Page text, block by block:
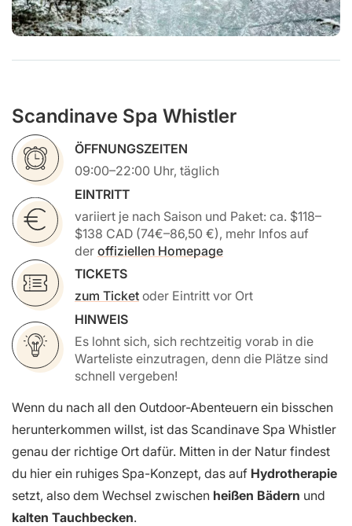
Scandinave Spa Whistler
ÖFFNUNGSZEITEN
09:00–22:00 Uhr, täglich
EINTRITT
variiert je nach Saison und Paket: ca. $118–
$138 CAD (74€–86,50 €), mehr Infos auf
der offiziellen Homepage
TICKETS
zum Ticket oder Eintritt vor Ort
HINWEIS
Es lohnt sich, sich rechtzeitig vorab in die
Warteliste einzutragen, denn die Plätze sind
schnell vergeben!
Wenn du nach all den Outdoor-Abenteuern ein bisschen
herunterkommen willst, ist das Scandinave Spa Whistler
genau der richtige Ort dafür. Mitten in der Natur findest
du hier ein ruhiges Spa-Konzept, das auf Hydrotherapie
setzt, also dem Wechsel zwischen heißen Bädern und
kalten Tauchbecken.